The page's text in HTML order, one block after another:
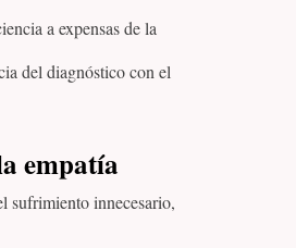
a expensas de la
del diagnóstico con el
empatía
sufrimiento innecesario,